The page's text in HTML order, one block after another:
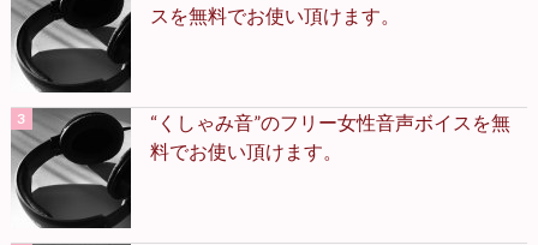
スを無料でお使い頂けます。
“くしゃみ音”のフリー女性音声ボイスを無
料でお使い頂けます。